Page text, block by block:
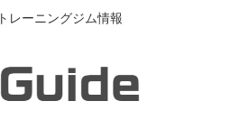
レーニングジム情報